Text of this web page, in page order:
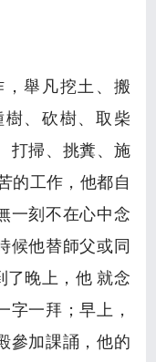
舉凡挖土、搬
、砍樹、取柴
打掃、挑糞、施
的工作，他都自
一刻不在心中念
候他替師父或同
了晚上，他 就念
字一拜；早上，
參加課誦，他的